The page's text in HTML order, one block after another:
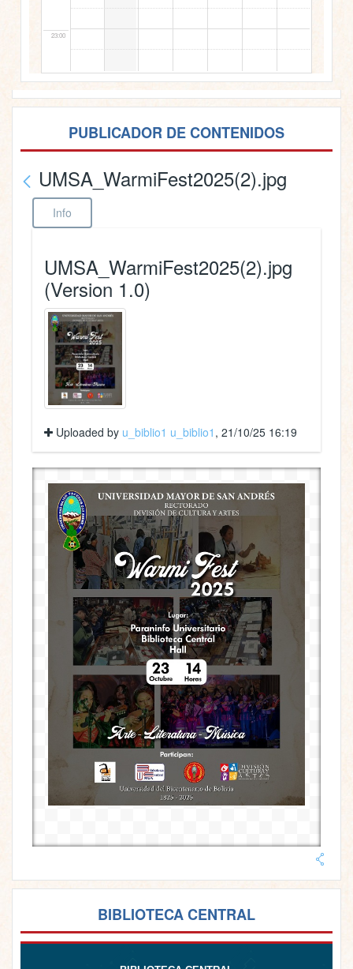
23:00
PUBLICADOR DE CONTENIDOS
UMSA_WarmiFest2025(2).jpg
Info
UMSA_WarmiFest2025(2).jpg
(Version 1.0)
Uploaded by u_biblio1 u_biblio1 , 21/10/25 16:19
BIBLIOTECA CENTRAL